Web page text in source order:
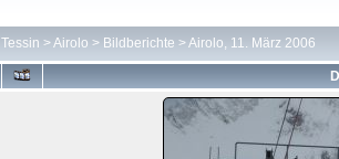
Tessin >Airolo > Bildberichte >Airolo, 11. März 2006